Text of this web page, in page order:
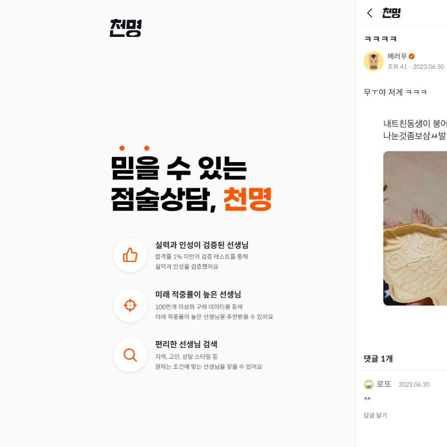
ㅋㅋㅋㅋ
메러우
조회 41 · 2023.06.30
무ㅜ야 저게 ㅋㅋㅋ
댓글 1개
로또 2023.06.30
^^
답글 달기